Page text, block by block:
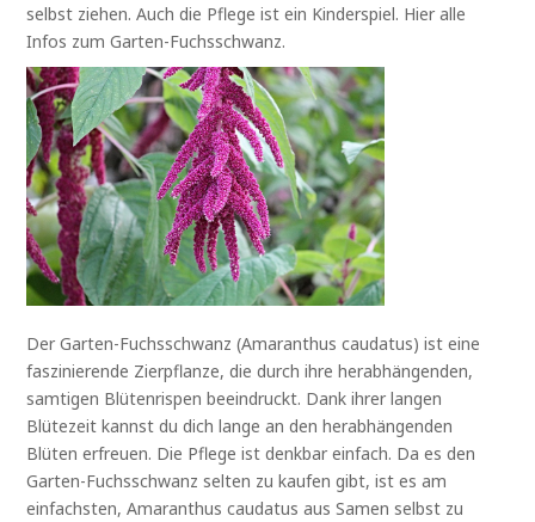
selbst ziehen. Auch die Pflege ist ein Kinderspiel. Hier alle
Infos zum Garten-Fuchsschwanz.
Der Garten-Fuchsschwanz (Amaranthus caudatus) ist eine
faszinierende Zierpflanze, die durch ihre herabhängenden,
samtigen Blütenrispen beeindruckt. Dank ihrer langen
Blütezeit kannst du dich lange an den herabhängenden
Blüten erfreuen. Die Pflege ist denkbar einfach. Da es den
Garten-Fuchsschwanz selten zu kaufen gibt, ist es am
einfachsten, Amaranthus caudatus aus Samen selbst zu